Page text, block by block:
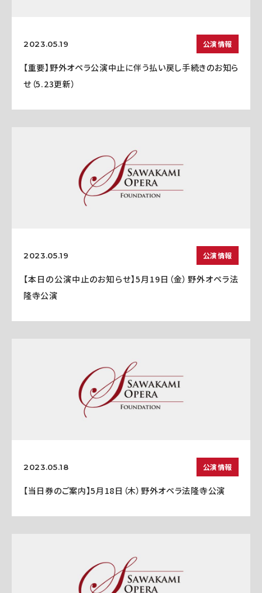
2023.05.19 公演情報
【重要】野外オペラ公演中止に伴う払い戻し手続きのお知ら
せ（5.23更新）
2023.05.19 公演情報
【本日の公演中止のお知らせ】5月19日（金）野外オペラ法
隆寺公演
2023.05.18 公演情報
【当日券のご案内】5月18日（木）野外オペラ法隆寺公演